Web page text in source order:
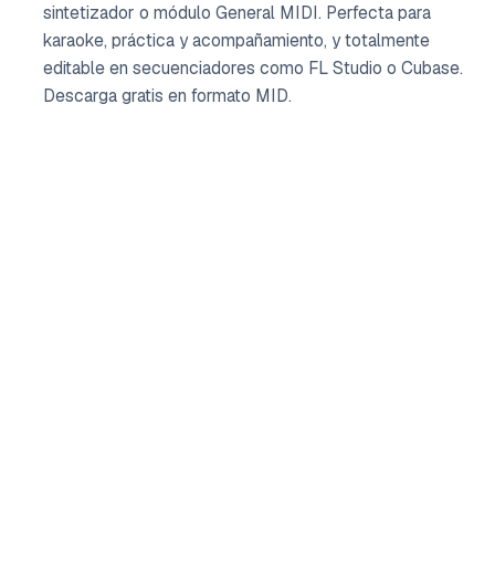
sintetizador o módulo General MIDI. Perfecta para
karaoke, práctica y acompañamiento, y totalmente
editable en secuenciadores como FL Studio o Cubase.
Descarga gratis en formato MID.